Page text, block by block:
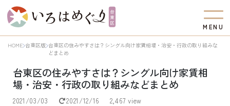
M EN U
HOME 台東区版 台東区の住みやすさは？シングル向け家賃相場・治安・行政の取り組みな
どまとめ
台東区の住みやすさは？シングル向け家賃相
場・治安・行政の取り組みなどまとめ
2021/03/03 2021/12/16 2,467 view